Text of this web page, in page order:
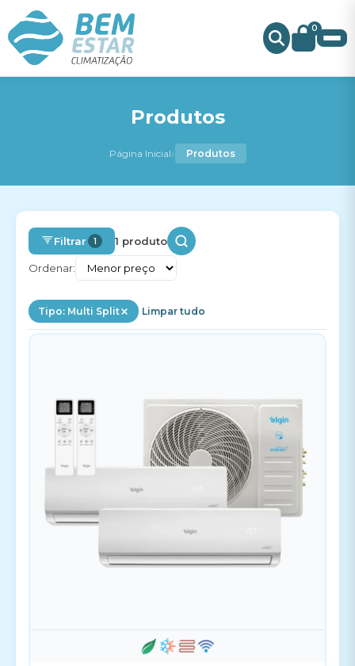
0
Produtos
Página Inicial› Produtos
Filtrar 1 1 produto
Ordenar:
Tipo: Multi Split Limpar tudo